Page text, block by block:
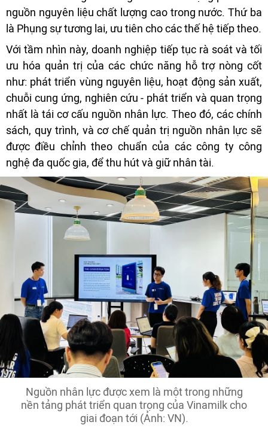
nguồn nguyên liệu chất lượng cao trong nước. Thứ ba
là Phụng sự tương lai, ưu tiên cho các thế hệ tiếp theo.
Với tầm nhìn này, doanh nghiệp tiếp tục rà soát và tối
ưu hóa quản trị của các chức năng hỗ trợ nòng cốt
như: phát triển vùng nguyên liệu, hoạt động sản xuất,
chuỗi cung ứng, nghiên cứu - phát triển và quan trọng
nhất là tái cơ cấu nguồn nhân lực. Theo đó, các chính
sách, quy trình, và cơ chế quản trị nguồn nhân lực sẽ
được điều chỉnh theo chuẩn của các công ty công
nghệ đa quốc gia, để thu hút và giữ nhân tài.
Nguồn nhân lực được xem là một trong những
nền tảng phát triển quan trọng của Vinamilk cho
giai đoạn tới (Ảnh: VN).